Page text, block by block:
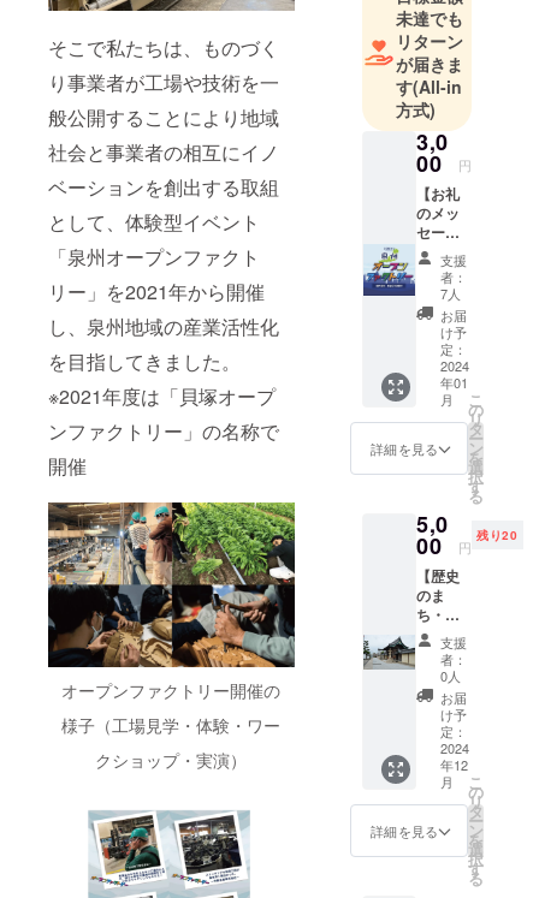
そこで私たちは、ものづく
り事業者が⼯場や技術を⼀
般公開することにより地域
社会と事業者の相互にイノ
ベーションを創出する取組
として、体験型イベント
「泉州オープンファクト
リー」を2021年から開催
し、泉州地域の産業活性化
を目指してきました。
※2021年度は「貝塚オープ
ンファクトリー」の名称で
開催
オープンファクトリー開催の
様子（工場見学・体験・ワー
クショップ・実演）
にある、も
のづくり企
業の工場見
学やワーク
ショップ、
収穫体験や
歴史文化ツ
アーなど
で、地域の
魅力を発見
できるイベ
ントです。
未達でも
リターン
が届きま
す(All-in
方式)
3,0
00 円
【お礼
のメッ
セー
ジ】 お
礼の
メッ
セージ
をメー
ルにて
お送り
いたし
ます。
支援
者：
7人
お届
け予
定：
2024
年01
月
詳細を見る
こ
の
リ
タ
ー
ン
を
選
択
す
る
5,0
00 円
残り20
【歴史
のま
ち・貝
塚寺内
町のご
案内体
験】 戦
国時代
の自治
都市で
ある寺
内町を
起源と
する貝
塚のま
支援
者：
0人
お届
け予
定：
2024
年12
月
詳細を見る
こ
の
リ
タ
ー
ン
を
選
択
す
る